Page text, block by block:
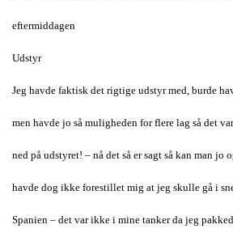
eftermiddagen
Udstyr
Jeg havde faktisk det rigtige udstyr med, burde
men havde jo så muligheden for flere lag så det
ned på udstyret! – nå det så er sagt så kan man jo
havde dog ikke forestillet mig at jeg skulle gå i
Spanien – det var ikke i mine tanker da jeg